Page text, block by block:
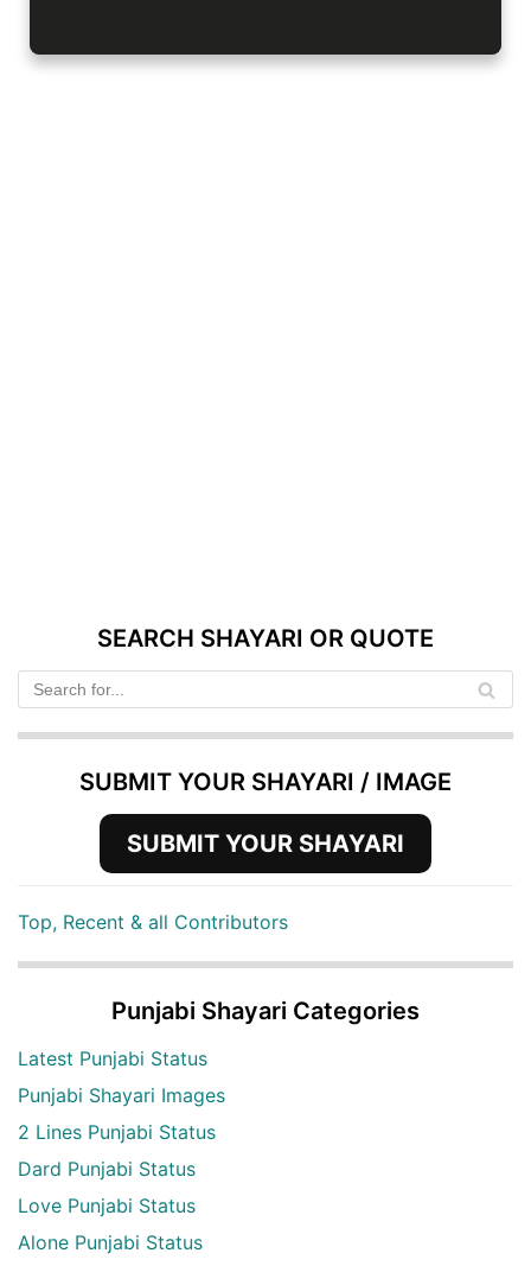
SEARCH SHAYARI OR QUOTE
SUBMIT YOUR SHAYARI / IMAGE
SUBMIT YOUR SHAYARI
Top, Recent & all Contributors
Punjabi Shayari Categories
Latest Punjabi Status
Punjabi Shayari Images
2 Lines Punjabi Status
Dard Punjabi Status
Love Punjabi Status
Alone Punjabi Status